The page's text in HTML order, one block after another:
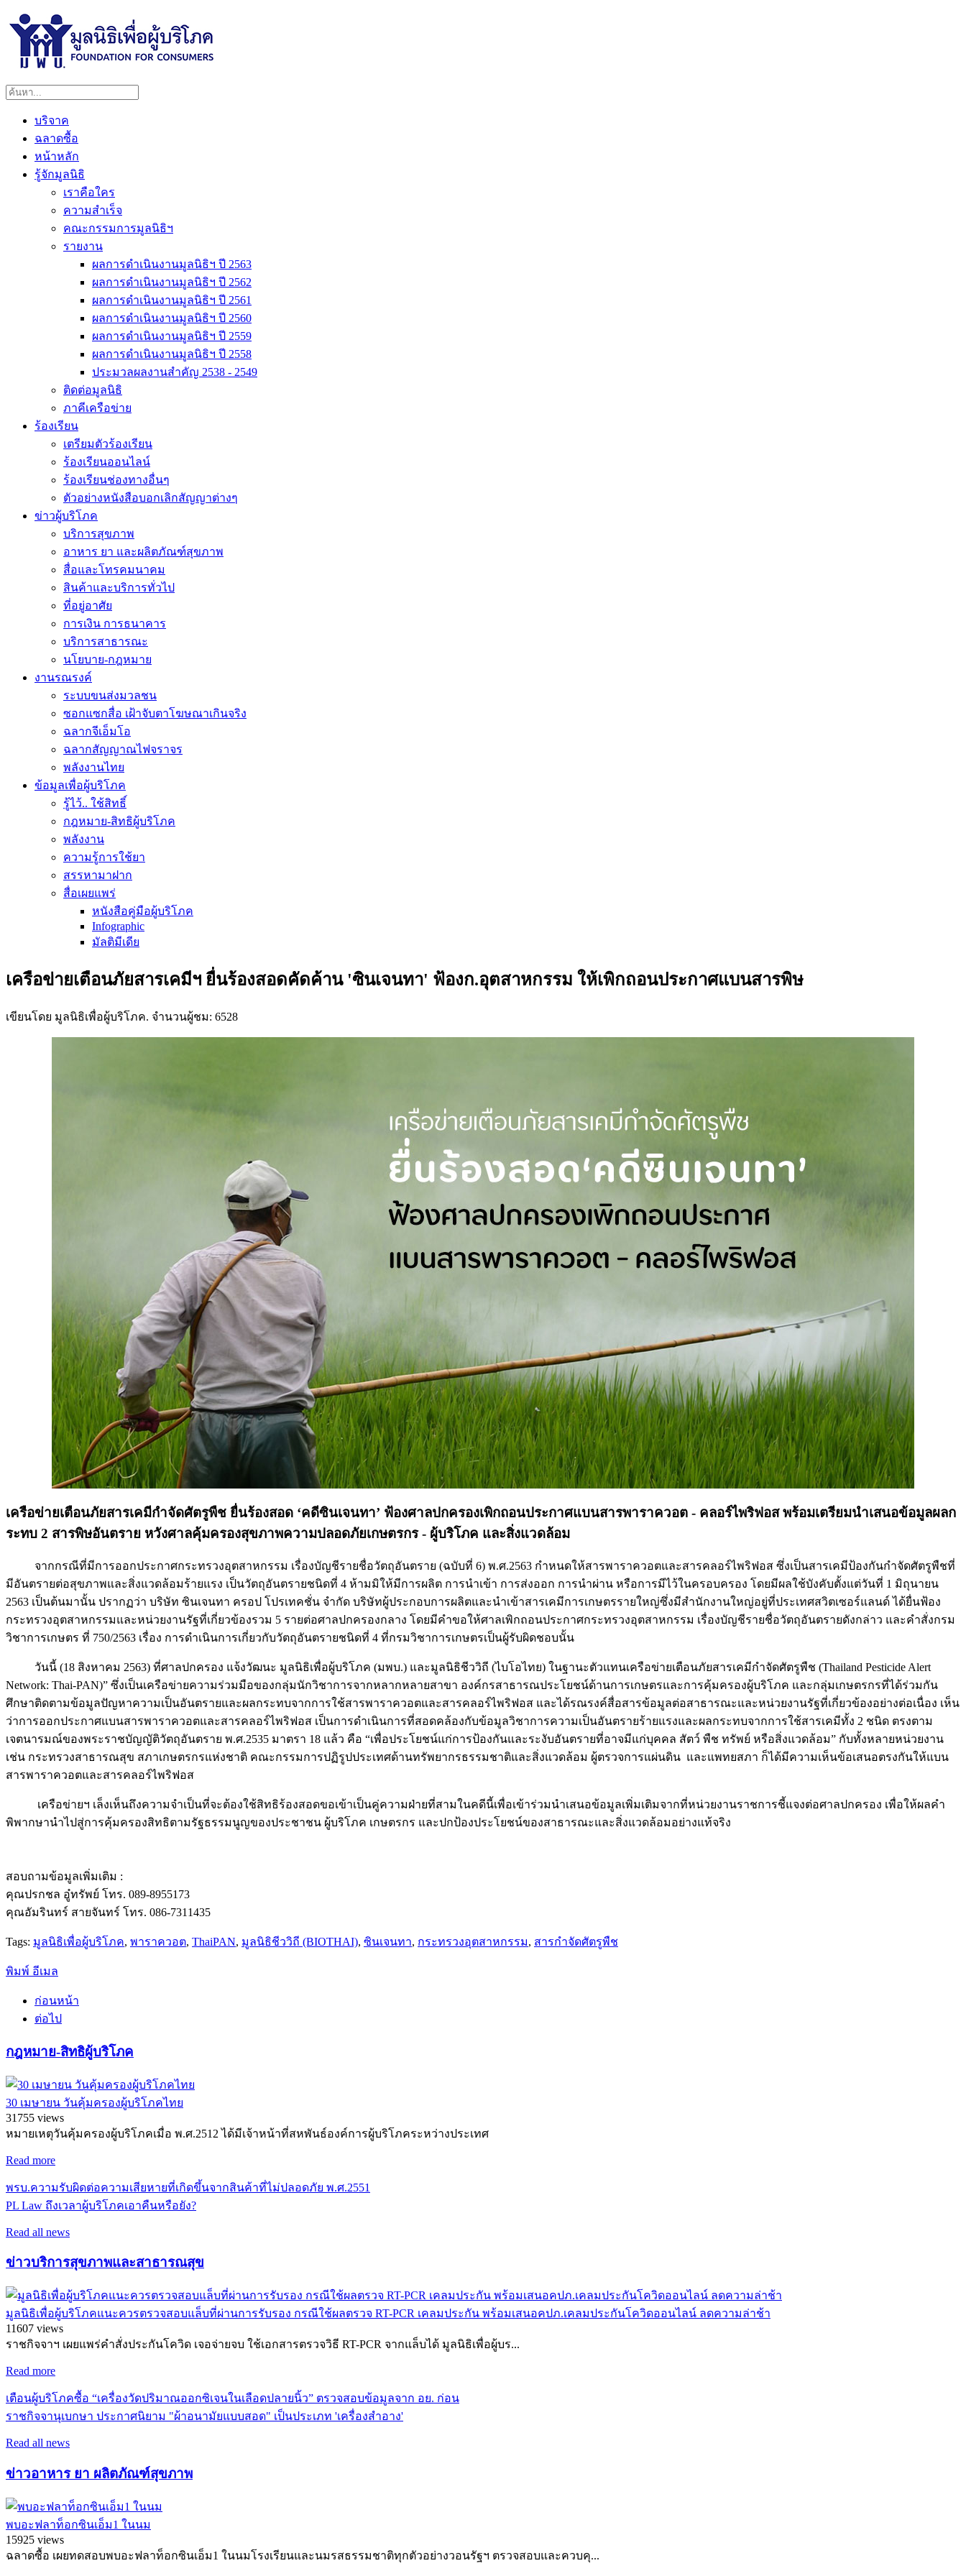
บริจาค
ฉลาดซื้อ
หน้าหลัก
รู้จักมูลนิธิ
เราคือใคร
ความสำเร็จ
คณะกรรมการมูลนิธิฯ
รายงาน
ผลการดำเนินงานมูลนิธิฯ ปี 2563
ผลการดำเนินงานมูลนิธิฯ ปี 2562
ผลการดำเนินงานมูลนิธิฯ ปี 2561
ผลการดำเนินงานมูลนิธิฯ ปี 2560
ผลการดำเนินงานมูลนิธิฯ ปี 2559
ผลการดำเนินงานมูลนิธิฯ ปี 2558
ประมวลผลงานสำคัญ 2538 - 2549
ติดต่อมูลนิธิ
ภาคีเครือข่าย
ร้องเรียน
เตรียมตัวร้องเรียน
ร้องเรียนออนไลน์
ร้องเรียนช่องทางอื่นๆ
ตัวอย่างหนังสือบอกเลิกสัญญาต่างๆ
ข่าวผู้บริโภค
บริการสุขภาพ
อาหาร ยา และผลิตภัณฑ์สุขภาพ
สื่อและโทรคมนาคม
สินค้าและบริการทั่วไป
ที่อยู่อาศัย
การเงิน การธนาคาร
บริการสาธารณะ
นโยบาย-กฎหมาย
งานรณรงค์
ระบบขนส่งมวลชน
ซอกแซกสื่อ เฝ้าจับตาโฆษณาเกินจริง
ฉลากจีเอ็มโอ
ฉลากสัญญาณไฟจราจร
พลังงานไทย
ข้อมูลเพื่อผู้บริโภค
รู้ไว้.. ใช้สิทธิ์
กฎหมาย-สิทธิผู้บริโภค
พลังงาน
ความรู้การใช้ยา
สรรหามาฝาก
สื่อเผยแพร่
หนังสือคู่มือผู้บริโภค
Infographic
มัลติมีเดีย
เครือข่ายเตือนภัยสารเคมีฯ ยื่นร้องสอดคัดค้าน 'ซินเจนทา' ฟ้องก.อุตสาหกรรม ให้เพิกถอนประกาศแบนสารพิษ
เขียนโดย มูลนิธิเพื่อผู้บริโภค. จำนวนผู้ชม: 6528
เครือข่ายเตือนภัยสารเคมีกำจัดศัตรูพืช ยื่นร้องสอด ‘คดีซินเจนทา’ ฟ้องศาลปกครองเพิกถอนประกาศแบนสารพาราควอต - คลอร์ไพริฟอส พร้อมเตรียมนำเสนอข้อมูลผลก
ระทบ 2 สารพิษอันตราย หวังศาลคุ้มครองสุขภาพความปลอดภัยเกษตรกร - ผู้บริโภค และสิ่งแวดล้อม
จากกรณีที่มีการออกประกาศกระทรวงอุตสาหกรรม เรื่องบัญชีรายชื่อวัตถุอันตราย (ฉบับที่ 6) พ.ศ.2563 กำหนดให้สารพาราควอตและสารคลอร์ไพริฟอส ซึ่งเป็นสารเคมีป้องกันกำจัดศัตรูพืชที่
มีอันตรายต่อสุขภาพและสิ่งแวดล้อมร้ายแรง เป็นวัตถุอันตรายชนิดที่ 4 ห้ามมิให้มีการผลิต การนำเข้า การส่งออก การนำผ่าน หรือการมีไว้ในครอบครอง โดยมีผลใช้บังคับตั้งแต่วันที่ 1 มิถุนายน
2563 เป็นต้นมานั้น ปรากฏว่า บริษัท ซินเจนทา ครอป โปรเทคชั่น จำกัด บริษัทผู้ประกอบการผลิตและนำเข้าสารเคมีการเกษตรรายใหญ่ซึ่งมีสำนักงานใหญ่อยู่ที่ประเทศสวิตเซอร์แลนด์ ได้ยื่นฟ้อง
กระทรวงอุตสาหกรรมและหน่วยงานรัฐที่เกี่ยวข้องรวม 5 รายต่อศาลปกครองกลาง โดยมีคำขอให้ศาลเพิกถอนประกาศกระทรวงอุตสาหกรรม เรื่องบัญชีรายชื่อวัตถุอันตรายดังกล่าว และคำสั่งกรม
วิชาการเกษตร ที่ 750/2563 เรื่อง การดำเนินการเกี่ยวกับวัตถุอันตรายชนิดที่ 4 ที่กรมวิชาการเกษตรเป็นผู้รับผิดชอบนั้น
วันนี้ (18 สิงหาคม 2563) ที่ศาลปกครอง แจ้งวัฒนะ มูลนิธิเพื่อผู้บริโภค (มพบ.) และมูลนิธิชีววิถี (ไบโอไทย) ในฐานะตัวแทนเครือข่ายเตือนภัยสารเคมีกำจัดศัตรูพืช (Thailand Pesticide Alert
Network: Thai-PAN)” ซึ่งเป็นเครือข่ายความร่วมมือของกลุ่มนักวิชาการจากหลากหลายสาขา องค์กรสาธารณประโยชน์ด้านการเกษตรและการคุ้มครองผู้บริโภค และกลุ่มเกษตรกรที่ได้ร่วมกัน
ศึกษาติดตามข้อมูลปัญหาความเป็นอันตรายและผลกระทบจากการใช้สารพาราควอตและสารคลอร์ไพริฟอส และได้รณรงค์สื่อสารข้อมูลต่อสาธารณะและหน่วยงานรัฐที่เกี่ยวข้องอย่างต่อเนื่อง เห็น
ว่าการออกประกาศแบนสารพาราควอตและสารคลอร์ไพริฟอส เป็นการดำเนินการที่สอดคล้องกับข้อมูลวิชาการความเป็นอันตรายร้ายแรงและผลกระทบจากการใช้สารเคมีทั้ง 2 ชนิด ตรงตาม
เจตนารมณ์ของพระราชบัญญัติวัตถุอันตราย พ.ศ.2535 มาตรา 18 แล้ว คือ “เพื่อประโยชน์แก่การป้องกันและระงับอันตรายที่อาจมีแก่บุคคล สัตว์ พืช ทรัพย์ หรือสิ่งแวดล้อม” กับทั้งหลายหน่วยงาน
เช่น กระทรวงสาธารณสุข สภาเกษตรกรแห่งชาติ คณะกรรมการปฏิรูปประเทศด้านทรัพยากรธรรมชาติและสิ่งแวดล้อม ผู้ตรวจการแผ่นดิน และแพทยสภา ก็ได้มีความเห็นข้อเสนอตรงกันให้แบน
สารพาราควอตและสารคลอร์ไพริฟอส
เครือข่ายฯ เล็งเห็นถึงความจำเป็นที่จะต้องใช้สิทธิร้องสอดขอเข้าเป็นคู่ความฝ่ายที่สามในคดีนี้เพื่อเข้าร่วมนำเสนอข้อมูลเพิ่มเติมจากที่หน่วยงานราชการชี้แจงต่อศาลปกครอง เพื่อให้ผลคำ
พิพากษานำไปสู่การคุ้มครองสิทธิตามรัฐธรรมนูญของประชาชน ผู้บริโภค เกษตรกร และปกป้องประโยชน์ของสาธารณะและสิ่งแวดล้อมอย่างแท้จริง
สอบถามข้อมูลเพิ่มเติม :
คุณปรกชล อู๋ทรัพย์ โทร. 089-8955173
คุณอัมรินทร์ สายจันทร์ โทร. 086-7311435
Tags: มูลนิธิเพื่อผู้บริโภค, พาราควอต, ThaiPAN, มูลนิธิชีววิถี (BIOTHAI), ซินเจนทา, กระทรวงอุตสาหกรรม, สารกำจัดศัตรูพืช
พิมพ์ อีเมล
ก่อนหน้า
ต่อไป
กฎหมาย-สิทธิผู้บริโภค
30 เมษายน วันคุ้มครองผู้บริโภคไทย
31755 views
หมายเหตุวันคุ้มครองผู้บริโภคเมื่อ พ.ศ.2512 ได้มีเจ้าหน้าที่สหพันธ์องค์การผู้บริโภคระหว่างประเทศ
Read more
พรบ.ความรับผิดต่อความเสียหายที่เกิดขึ้นจากสินค้าที่ไม่ปลอดภัย พ.ศ.2551
PL Law ถึงเวลาผู้บริโภคเอาคืนหรือยัง?
Read all news
ข่าวบริการสุขภาพและสาธารณสุข
มูลนิธิเพื่อผู้บริโภคแนะควรตรวจสอบแล็บที่ผ่านการรับรอง กรณีใช้ผลตรวจ RT-PCR เคลมประกัน พร้อมเสนอคปภ.เคลมประกันโควิดออนไลน์ ลดความล่าช้า
11607 views
ราชกิจจาฯ เผยแพร่คำสั่งประกันโควิด เจอจ่ายจบ ใช้เอกสารตรวจวิธี RT-PCR จากแล็บได้ มูลนิธิเพื่อผู้บร...
Read more
เตือนผู้บริโภคซื้อ “เครื่องวัดปริมาณออกซิเจนในเลือดปลายนิ้ว” ตรวจสอบข้อมูลจาก อย. ก่อน
ราชกิจจานุเบกษา ประกาศนิยาม "ผ้าอนามัยแบบสอด" เป็นประเภท 'เครื่องสำอาง'
Read all news
ข่าวอาหาร ยา ผลิตภัณฑ์สุขภาพ
พบอะฟลาท็อกซินเอ็ม1 ในนม
15925 views
ฉลาดซื้อ เผยทดสอบพบอะฟลาท็อกซินเอ็ม1 ในนมโรงเรียนและนมรสธรรมชาติทุกตัวอย่างวอนรัฐฯ ตรวจสอบและควบคุ...